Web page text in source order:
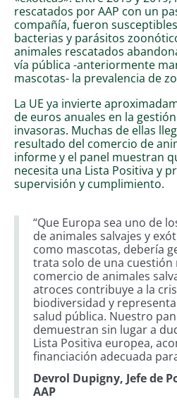
rescatados por AAP con un
compañía, fueron
bacterias y parásitos
animales rescatados
vía pública -anteriormente
mascotas- la prevalencia de
La UE ya invierte
de euros anuales en la
invasoras. Muchas de ellas
resultado del comercio de
informe y el panel muestran
necesita una Lista Positiva y
supervisión y cumplimiento.
“Que Europa sea uno de
de animales salvajes y
como mascotas, debería
trata solo de una cuestión
comercio de animales
atroces contribuye a la
biodiversidad y
salud pública. Nuestro
demuestran sin lugar a
Lista Positiva europea,
financiación adecuada
Devrol Dupigny, Jefe de
AAP